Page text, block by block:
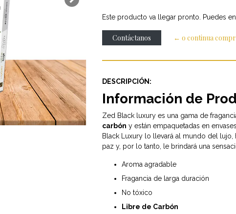
Next
Este producto va llegar pronto. Puedes
Contáctanos ← o continua
DESCRIPCIÓN:
Información de
Zed Black luxury es una gama de
carbón y están empaquetadas en
Black Luxury lo llevará al mundo del lujo,
paz y, por lo tanto, le brindará una
Aroma agradable
Fragancia de larga duración
No tóxico
Libre de Carbón